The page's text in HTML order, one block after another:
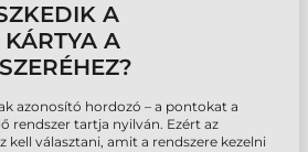
A
A
azonosító hordozó – a pontokat a
rendszer tartja nyilván. Ezért az
választani, amit a rendszere kezelni